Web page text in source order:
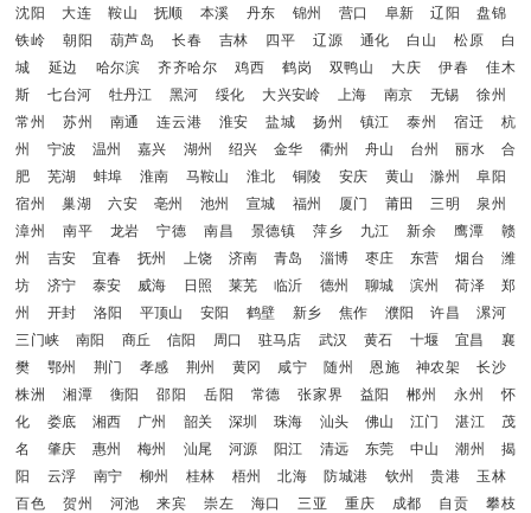
沈阳
大连 鞍山 抚顺 本溪 丹东 锦州 营口 阜新 辽阳
盘锦
铁岭
朝阳 葫芦岛 长春 吉林 四平 辽源 通化 白山 松原
白
城
延边 哈尔滨 齐齐哈尔 鸡西 鹤岗 双鸭山 大庆 伊春
佳木
斯
七台河 牡丹江 黑河 绥化 大兴安岭 上海 南京 无锡
徐州
常州
苏州 南通 连云港 淮安 盐城 扬州 镇江 泰州 宿迁
杭
州
宁波 温州 嘉兴 湖州 绍兴 金华 衢州 舟山 台州 丽水
合
肥
芜湖 蚌埠 淮南 马鞍山 淮北 铜陵 安庆 黄山 滁州
阜阳
宿州
巢湖 六安 亳州 池州 宣城 福州 厦门 莆田 三明
泉州
漳州
南平 龙岩 宁德 南昌 景德镇 萍乡 九江 新余 鹰潭
赣
州
吉安 宜春 抚州 上饶 济南 青岛 淄博 枣庄 东营 烟台
潍
坊
济宁 泰安 威海 日照 莱芜 临沂 德州 聊城 滨州 荷泽
郑
州
开封 洛阳 平顶山 安阳 鹤壁 新乡 焦作 濮阳 许昌
漯河
三门峡
南阳 商丘 信阳 周口 驻马店 武汉 黄石 十堰 宜昌
襄
樊
鄂州 荆门 孝感 荆州 黄冈 咸宁 随州 恩施 神农架
长沙
株洲
湘潭 衡阳 邵阳 岳阳 常德 张家界 益阳 郴州 永州
怀
化
娄底 湘西 广州 韶关 深圳 珠海 汕头 佛山 江门 湛江
茂
名
肇庆 惠州 梅州 汕尾 河源 阳江 清远 东莞 中山 潮州
揭
阳
云浮 南宁 柳州 桂林 梧州 北海 防城港 钦州 贵港
玉林
百色
贺州 河池 来宾 崇左 海口 三亚 重庆 成都 自贡
攀枝